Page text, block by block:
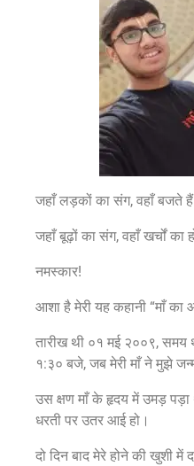
जहाँ लड़कों का संग, वहाँ बजते
जहाँ बूढ़ों का संग, वहाँ खर्चों का
नमस्कार!
आशा है मेरी यह कहानी “माँ
तारीख थी ०१ मई २००९, समय
१:३० बजे, जब मेरी माँ ने मुझे
उस क्षण माँ के हृदय में उमड़ पड़ा
धरती पर उतर आई हो।
दो दिन बाद मेरे होने की खुशी में